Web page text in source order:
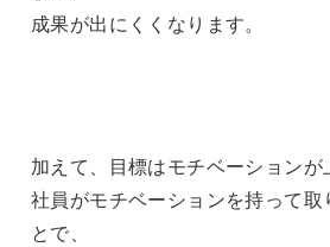
成果が出にくくなります。
加えて、目標はモチベーション
社員がモチベーションを持って
とで、